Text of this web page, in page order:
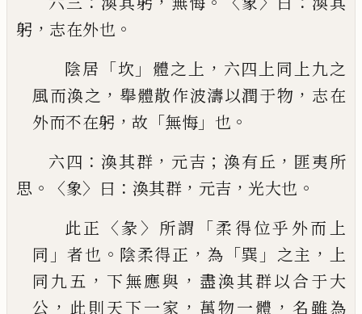
躬 ， 志在外也 。
陰居 「坎 」 體之上 ， 六四上同上九之
風而渙之 ， 舉體散作波濤以潤于物 ， 志在
外而不在躬 ， 故 「無悔 」 也 。
六四 ： 渙其群 ， 元吉 ； 渙有丘 ， 匪夷所
思 。〈象〉 曰 ： 渙其群 ， 元吉 ， 光大也 。
此正 〈彖 〉 所謂 「柔得位乎外而上
同 」者也 。 陰柔得正 ， 為 「巽 」 之主 ，
上
同九五 ， 下無應與 ， 盡渙其群以合于大
公 ， 此則天下一家 ， 萬物一體 ， 名雖為